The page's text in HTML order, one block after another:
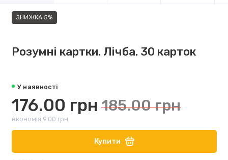
ЗНИЖКА 5%
Розумні картки. Лічба. 30 карток
У наявності
176.00 грн 185.00 грн
економія 9.00 грн
Купити